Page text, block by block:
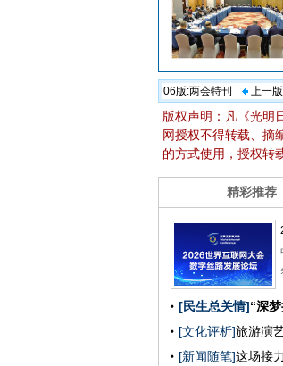
06版:两会特刊 上一版
版权声明：凡《光明
网授权不得转载、摘
的方式使用，授权转